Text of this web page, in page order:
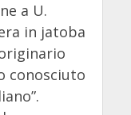
a U.
in jatoba
conosciuto